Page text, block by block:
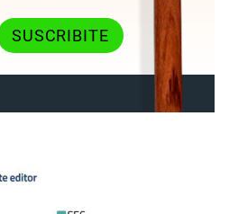
SUSCRIBITE